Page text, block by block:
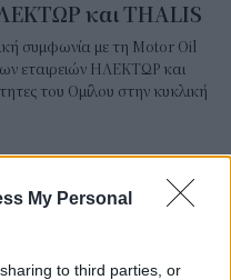
My Personal
to third parties, or
και THALIS
συμφωνία με τη Motor Oil
εταιρειών ΗΛΕΚΤΩΡ και
του Ομίλου στην κυκλική